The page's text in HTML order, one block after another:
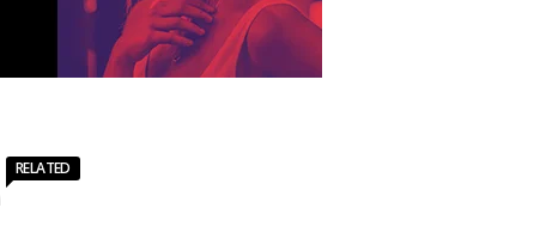
RELATED